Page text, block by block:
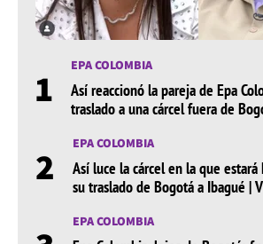
1 EPA COLOMBIA
Así reaccionó la pareja de Epa
traslado a una cárcel fuera de
2 EPA COLOMBIA
Así luce la cárcel en la que estará
su traslado de Bogotá a Ibagué |
EPA COLOMBIA